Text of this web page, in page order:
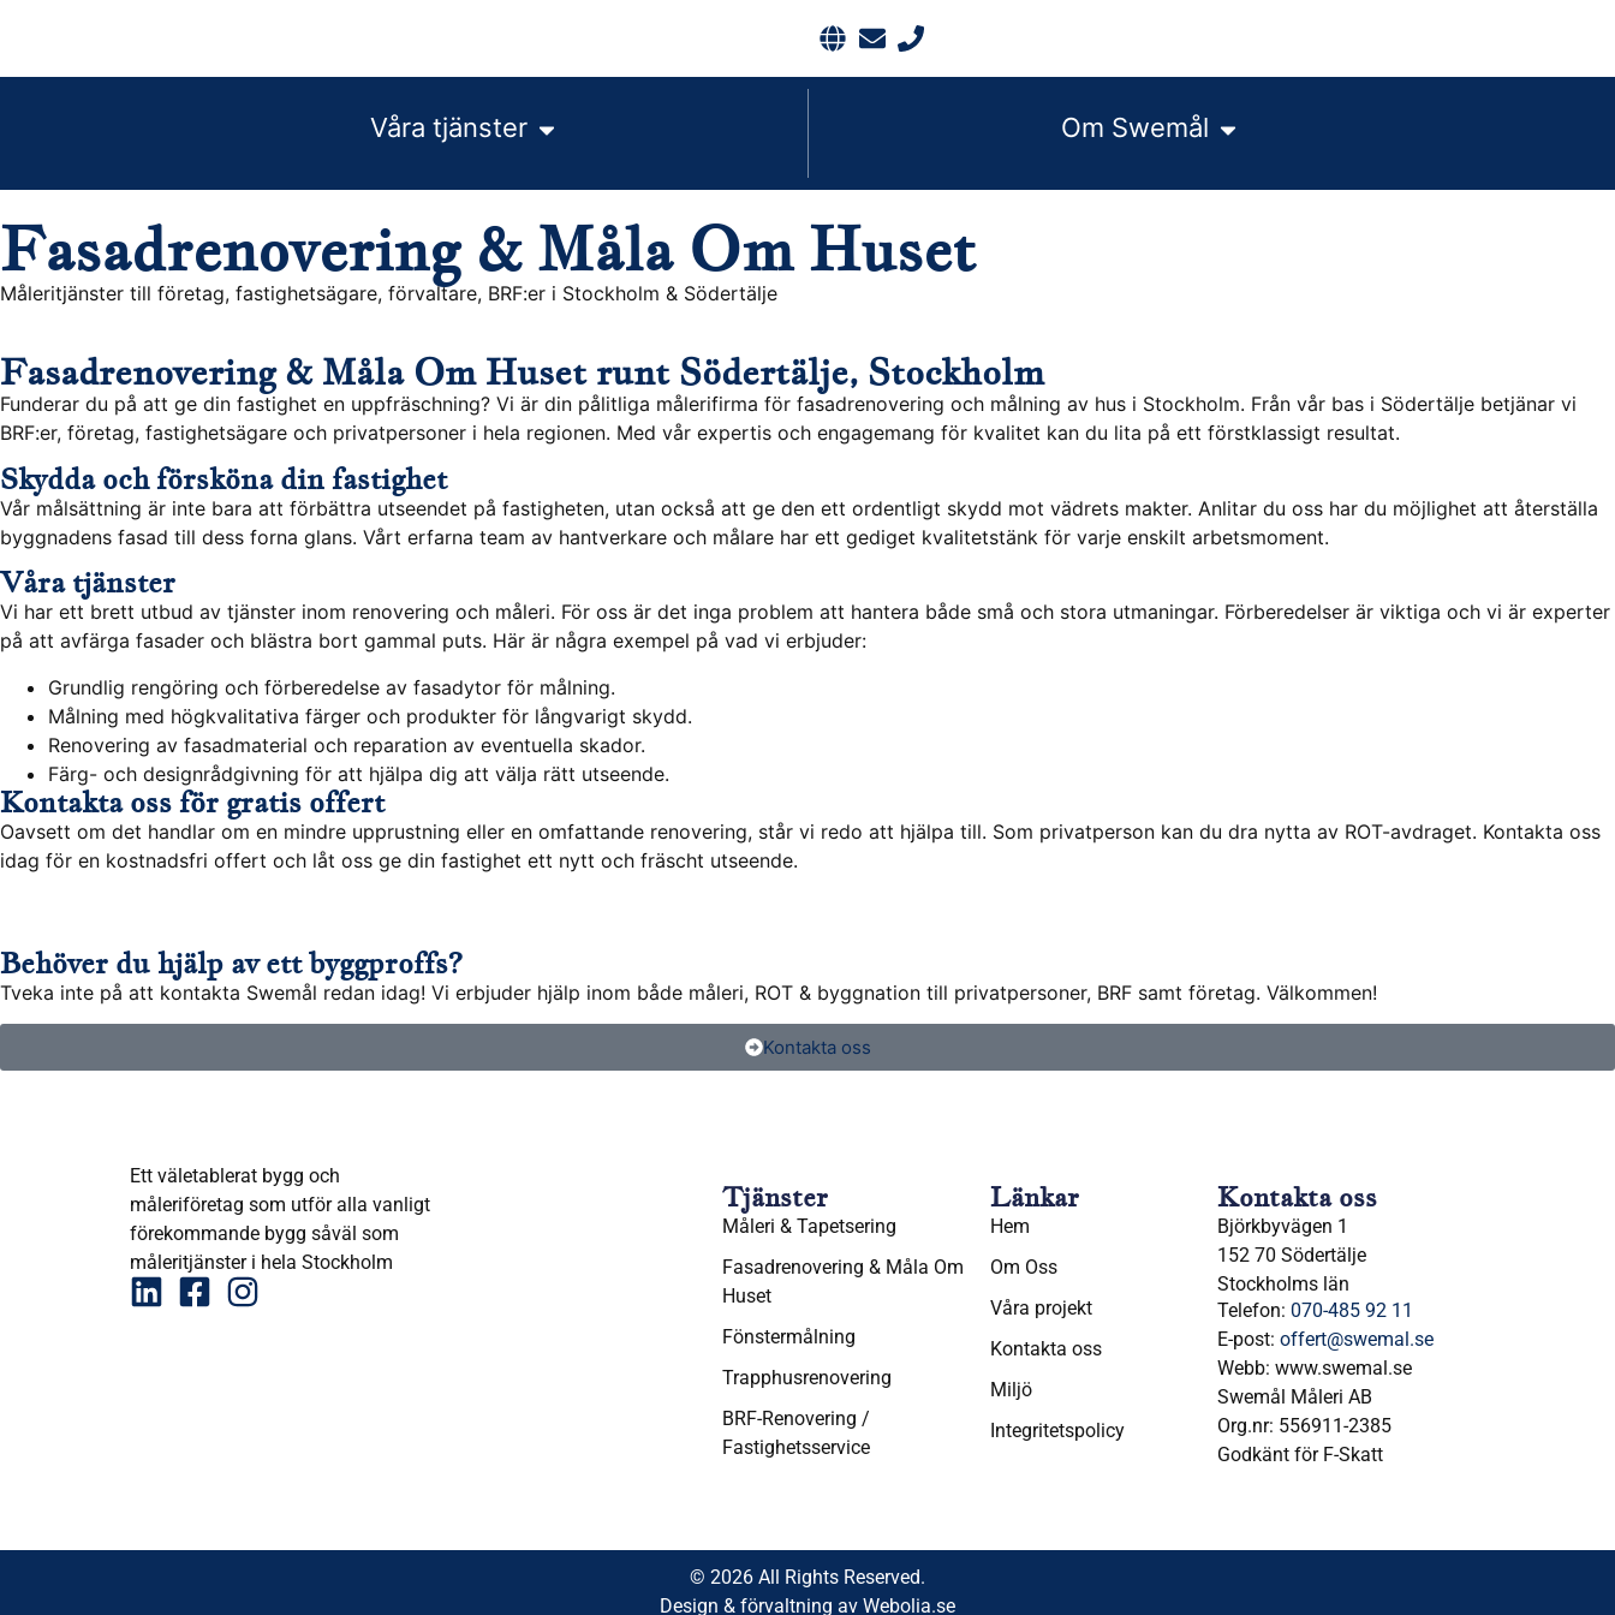
Fasadrenovering & Måla Om Huset
Måleritjänster till företag, fastighetsägare, förvaltare, BRF:er i Stockholm & Södertälje
Fasadrenovering & Måla Om Huset runt Södertälje, Stockholm
Funderar du på att ge din fastighet en uppfräschning? Vi är din pålitliga målerifirma för fasadrenovering och målning av hus i Stockholm. Från vår bas i Södertälje betjänar vi
BRF:er, företag, fastighetsägare och privatpersoner i hela regionen. Med vår expertis och engagemang för kvalitet kan du lita på ett förstklassigt resultat.
Skydda och försköna din fastighet
Vår målsättning är inte bara att förbättra utseendet på fastigheten, utan också att ge den ett ordentligt skydd mot vädrets makter. Anlitar du oss har du möjlighet att återställa
byggnadens fasad till dess forna glans. Vårt erfarna team av hantverkare och målare har ett gediget kvalitetstänk för varje enskilt arbetsmoment.
Våra tjänster
Vi har ett brett utbud av tjänster inom renovering och måleri. För oss är det inga problem att hantera både små och stora utmaningar. Förberedelser är viktiga och vi är experter
på att avfärga fasader och blästra bort gammal puts. Här är några exempel på vad vi erbjuder:
Grundlig rengöring och förberedelse av fasadytor för målning.
Målning med högkvalitativa färger och produkter för långvarigt skydd.
Renovering av fasadmaterial och reparation av eventuella skador.
Färg- och designrådgivning för att hjälpa dig att välja rätt utseende.
Kontakta oss för gratis offert
Oavsett om det handlar om en mindre upprustning eller en omfattande renovering, står vi redo att hjälpa till. Som privatperson kan du dra nytta av ROT-avdraget. Kontakta oss
idag för en kostnadsfri offert och låt oss ge din fastighet ett nytt och fräscht utseende.
Behöver du hjälp av ett byggproffs?
Tveka inte på att kontakta Swemål redan idag! Vi erbjuder hjälp inom både måleri, ROT & byggnation till privatpersoner, BRF samt företag. Välkommen!
Kontakta oss
Ett väletablerat bygg och
måleriföretag som utför alla vanligt
förekommande bygg såväl som
måleritjänster i hela Stockholm
Tjänster
Måleri & Tapetsering
Fasadrenovering & Måla Om
Huset
Fönstermålning
Trapphusrenovering
BRF-Renovering /
Fastighetsservice
Länkar
Hem
Om Oss
Våra projekt
Kontakta oss
Miljö
Integritetspolicy
Kontakta oss
Björkbyvägen 1
152 70 Södertälje
Stockholms län
Telefon:070-485 92 11
E-post:offert@swemal.se
Webb: www.swemal.se
Swemål Måleri AB
Org.nr: 556911-2385
Godkänt för F-Skatt
© 2026 All Rights Reserved.
Design & förvaltning av Webolia.se